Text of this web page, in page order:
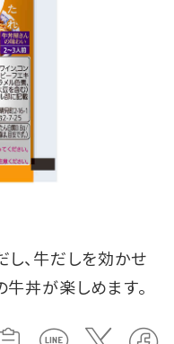
、牛だしを効かせ
丼が楽しめます。